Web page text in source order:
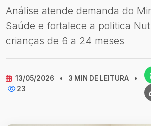
Análise atende demanda do
Saúde e fortalece a política
crianças de 6 a 24 meses
13/05/2026 • 3 MIN DE LEITURA
•
23